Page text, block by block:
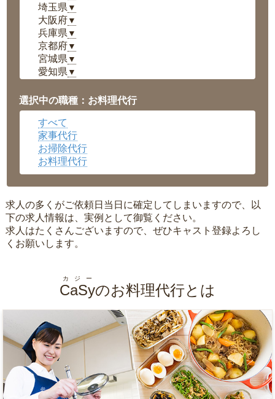
埼玉県 ▼
大阪府▼
兵庫県 ▼
京都府▼
宮城県 ▼
愛知県 ▼
岡山県▼
広島県▼
沖縄県
選択中の職種：お料理代行
すべて
家事代行
お掃除代行
お料理代行
求人の多くがご依頼日当日に確定してしまいますので、以
下の求人情報は、実例として御覧ください。
求人はたくさんございますので、ぜひキャスト登録よろし
くお願いします。
CaSy
カジー
のお料理代行とは